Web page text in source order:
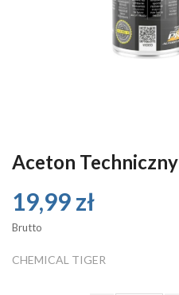
Aceton Techniczny
19,99 zł
Brutto
CHEMICAL TIGER